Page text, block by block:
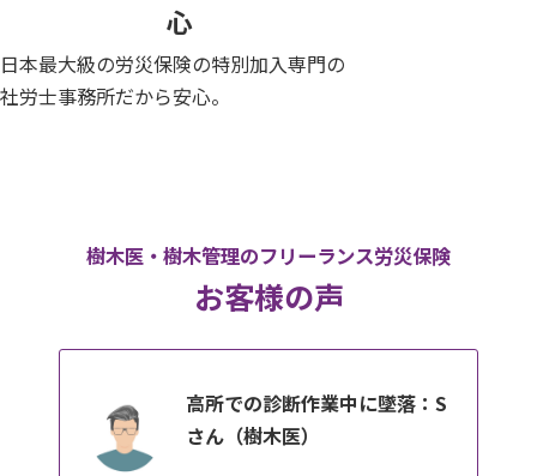
心
日本最大級の労災保険の特別加入専門の
社労士事務所だから安心。
樹木医・樹木管理のフリーランス労災保険
お客様の声
高所での診断作業中に墜落：S
さん（樹木医）